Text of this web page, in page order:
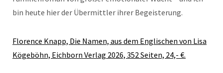
bin heute hier der Übermittler ihrer Begeisterung.
Florence Knapp, Die Namen, aus dem Englischen von Lisa
Kögeböhn, Eichborn Verlag 2026, 352 Seiten, 24,- €.